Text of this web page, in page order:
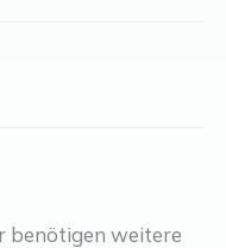
benötigen weitere